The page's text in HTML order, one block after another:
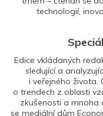
technologií,
Edice vkládaných
sledující a
i veřejného života.
o trendech z oblasti
zkušenosti a mnoha
se mediální dům